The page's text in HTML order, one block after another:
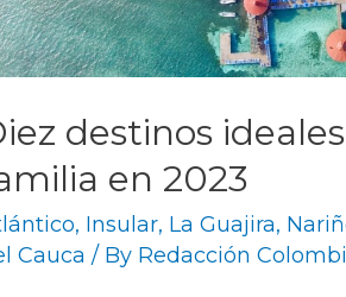
destinos
en 2023
, Insular, La Guajira,
Cauca / By Redacción